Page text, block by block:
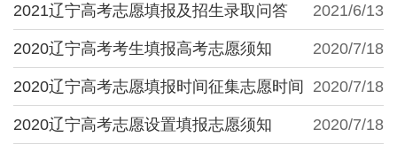
2021/6/13
2021辽宁高考志愿填报及招生录取问答
2020/7/18
2020辽宁高考考生填报高考志愿须知
2020/7/18
2020辽宁高考志愿填报时间征集志愿时间
2020/7/18
2020辽宁高考志愿设置填报志愿须知